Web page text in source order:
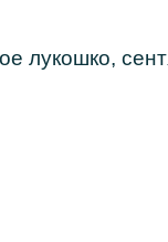
лукошко,